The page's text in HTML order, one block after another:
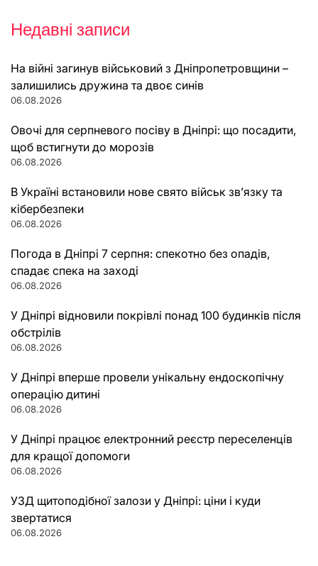
Недавні записи
На війні загинув військовий з Дніпропетровщини –
залишились дружина та двоє синів
06.08.2026
Овочі для серпневого посіву в Дніпрі: що посадити,
щоб встигнути до морозів
06.08.2026
В Україні встановили нове свято військ зв’язку та
кібербезпеки
06.08.2026
Погода в Дніпрі 7 серпня: спекотно без опадів,
спадає спека на заході
06.08.2026
У Дніпрі відновили покрівлі понад 100 будинків після
обстрілів
06.08.2026
У Дніпрі вперше провели унікальну ендоскопічну
операцію дитині
06.08.2026
У Дніпрі працює електронний реєстр переселенців
для кращої допомоги
06.08.2026
УЗД щитоподібної залози у Дніпрі: ціни і куди
звертатися
06.08.2026